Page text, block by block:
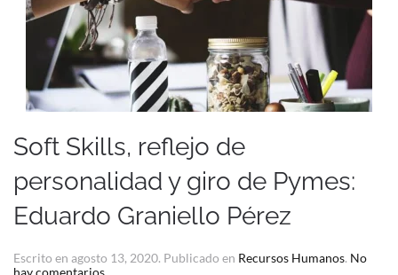
Soft Skills, reflejo de
personalidad y giro de Pymes:
Eduardo Graniello Pérez
Escrito en agosto 13, 2020. Publicado en Recursos Humanos. No
hay comentariosen